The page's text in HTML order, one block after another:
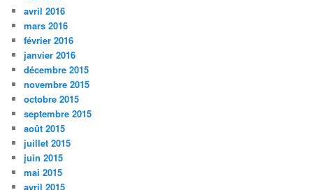
avril 2016
mars 2016
février 2016
janvier 2016
décembre 2015
novembre 2015
octobre 2015
septembre 2015
août 2015
juillet 2015
juin 2015
mai 2015
avril 2015